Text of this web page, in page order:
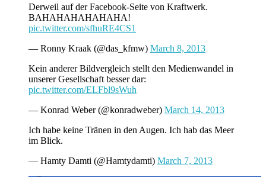
Derweil auf der Facebook-Seite von Kraftwerk.
BAHAHAHAHAHAHA!
pic.twitter.com/sfhuRE4CS1
— Ronny Kraak (@das_kfmw) March 8, 2013
Kein anderer Bildvergleich stellt den Medienwandel in
unserer Gesellschaft besser dar:
pic.twitter.com/ELFbl9sWuh
— Konrad Weber (@konradweber) March 14, 2013
Ich habe keine Tränen in den Augen. Ich hab das Meer
im Blick.
— Hamty Damti (@Hamtydamti) March 7, 2013